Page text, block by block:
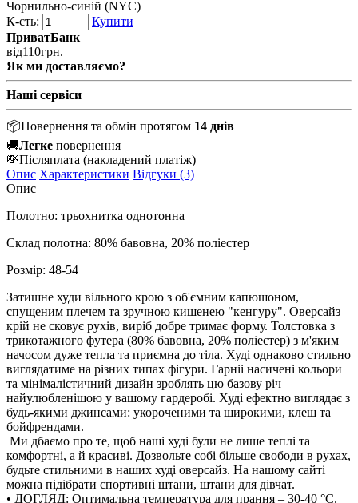
Чорнильно-синій (NYC)
К-сть:
Купити
ПриватБанк
від110грн.
Як ми доставляємо?
Наші сервіси
📦Повернення та обмін протягом 14 днів
🚚Легке повернення
💸Післяплата (накладений платіж)
Опис Характеристики Відгуки (3)
Опис
Полотно: трьохнитка однотонна
Склад полотна: 80% бавовна, 20% поліестер
Розмір: 48-54
Затишне худи вільного крою з об'ємним капюшоном,
спущеним плечем та зручною кишенею "кенгуру". Оверсайз
крій не сковує рухів, виріб добре тримає форму. Толстовка з
трикотажного футера (80% бавовна, 20% поліестер) з м'яким
начосом дуже тепла та приємна до тіла. Худі однаково стильно
виглядатиме на різних типах фігури. Гарніі насичені кольори
та мінімалістичний дизайн зроблять цю базову річ
найулюбленішою у вашому гардеробі. Худі ефектно виглядає з
будь-якими джинсами: укороченими та широкими, клеш та
бойфрендами.
Ми дбаємо про те, щоб наші худі були не лише теплі та
комфортні, а й красиві. Дозвольте собі більше свободи в рухах,
будьте стильними в наших худі оверсайз. На нашому сайті
можна підібрати спортивні штани, штани для дівчат.
• ДОГЛЯД: Оптимальна температура для прання – 30-40 °С.